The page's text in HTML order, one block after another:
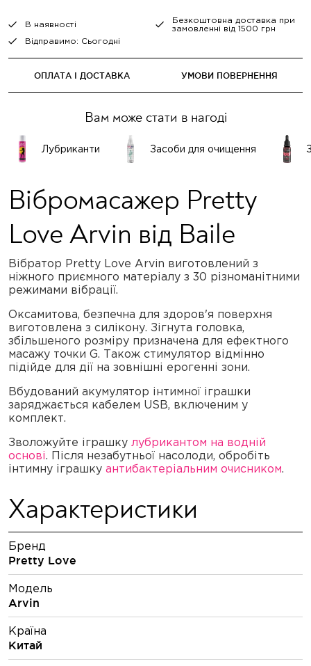
В наявності
Безкоштовна доставка при
замовленні від 1500 грн
Відправимо: Сьогодні
ОПЛАТА І ДОСТАВКА УМОВИ ПОВЕРНЕННЯ
Вам може стати в нагоді
Лубриканти Засоби для очищення
Вібромасажер Pretty
Love Arvin від Baile
Вібратор Pretty Love Arvin виготовлений з
ніжного приємного матеріалу з 30 різноманітними
режимами вібрації.
Оксамитова, безпечна для здоров'я поверхня
виготовлена з силікону. Зігнута головка,
збільшеного розміру призначена для ефектного
масажу точки G. Також стимулятор відмінно
підійде для дії на зовнішні ерогенні зони.
Вбудований акумулятор інтимної іграшки
заряджається кабелем USB, включеним у
комплект.
Зволожуйте іграшку лубрикантом на водній
основі. Після незабутньої насолоди, обробіть
інтимну іграшку антибактеріальним очисником.
Характеристики
Бренд
Pretty Love
Модель
Arvin
Країна
Китай